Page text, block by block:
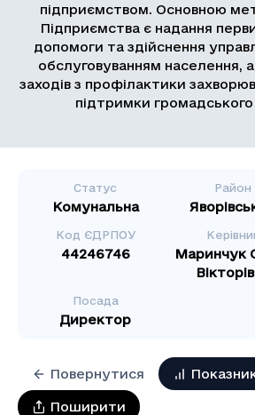
підприємством. Основною
Підприємства є надання
допомоги та здійснення
обслуговуванням населення,
заходів з профілактики
підтримки громадського
Статус
Комунальна
Район
Код ЄДРПОУ
44246746
Маринчук
Посада
Директор
Повернутися
Поширити